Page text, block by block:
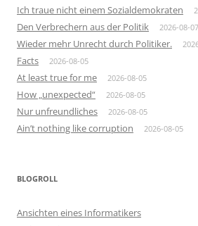
Ich traue nicht einem Sozialdemokraten
Den Verbrechern aus der Politik 2026-08-07
Wieder mehr Unrecht durch Politiker.
Facts 2026-08-05
At least true for me 2026-08-05
How „unexpected“ 2026-08-05
Nur unfreundliches 2026-08-05
Ain’t nothing like corruption 2026-08-05
BLOGROLL
Ansichten eines Informatikers